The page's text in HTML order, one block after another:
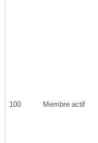
100 Membre actif